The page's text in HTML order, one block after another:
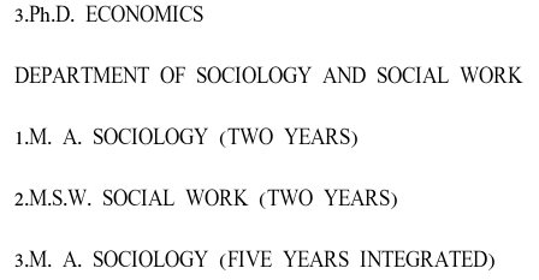
3.Ph.D. ECONOMICS
DEPARTMENT OF SOCIOLOGY AND SOCIAL WORK
1.M. A. SOCIOLOGY (TWO YEARS)
2.M.S.W. SOCIAL WORK (TWO YEARS)
3.M. A. SOCIOLOGY (FIVE YEARS INTEGRATED)